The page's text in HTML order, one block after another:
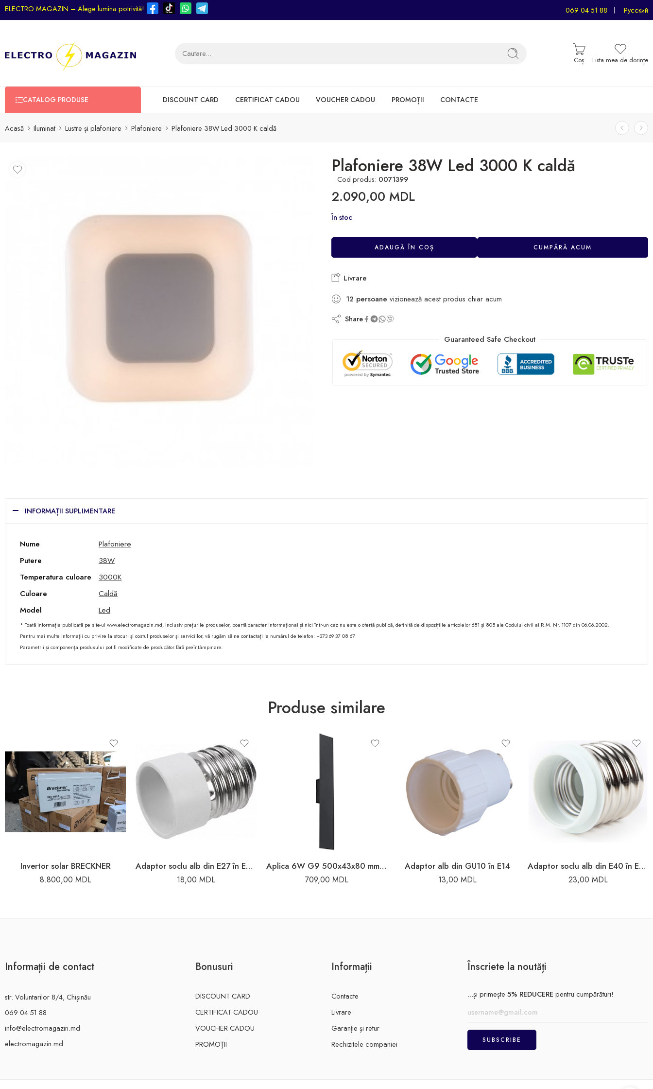
ELECTRO MAGAZIN – Alege lumina potrivită! 069 04 51 88 Русский
Coș Lista mea de dorințe
CATALOG PRODUSE DISCOUNT CARD CERTIFICAT CADOU VOUCHER CADOU PROMOȚII CONTACTE
Acasă Iluminat Lustre și plafoniere Plafoniere Plafoniere 38W Led 3000 K caldă
Plafoniere 38W Led 3000 K caldă
Cod produs: 0071399
2.090,00 MDL
În stoc
ADAUGĂ ÎN COȘ CUMPĂRĂ ACUM
Livrare
12 persoane vizionează acest produs chiar acum
Share
Guaranteed Safe Checkout
INFORMAȚII SUPLIMENTARE
Nume
Plafoniere
Putere
38W
Temperatura culoare
3000K
Culoare
Caldă
Model
Led
* Toată informația publicată pe site-ul www.electromagazin.md, inclusiv prețurile produselor, poartă caracter informațional și nici într-un caz nu este o ofertă publică, definită de dispozițiile articolelor 681 și 805 ale Codului civil al R.M. Nr. 1107 din 06.06.2002.
Pentru mai multe informații cu privire la stocuri și costul produselor și serviciilor, vă rugăm să ne contactați la numărul de telefon: +373 69 37 08 67
Parametrii și componența produsului pot fi modificate de producător fără preîntâmpinare.
Produse similare
Invertor solar BRECKNER
8.800,00 MDL
Adaptor soclu alb din E27 în E14 Enext
18,00 MDL
Aplica 6W G9 500x43x80 mm 220V IP20 TK Lighting
709,00 MDL
Adaptor alb din GU10 în E14
13,00 MDL
Adaptor soclu alb din E40 în E27 Enext
23,00 MDL
Informații de contact
str. Voluntarilor 8/4, Chișinău
069 04 51 88
info@electromagazin.md
electromagazin.md
Bonusuri
DISCOUNT CARD
CERTIFICAT CADOU
VOUCHER CADOU
PROMOȚII
Informații
Contacte
Livrare
Garanție și retur
Rechizitele companiei
Înscriete la noutăți
...și primește 5% REDUCERE pentru cumpărături!